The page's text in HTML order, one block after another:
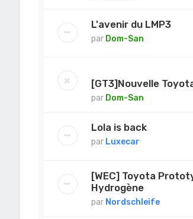
L'avenir du LMP3
par Dom-San
[GT3]Nouvelle
par Dom-San
Lola is back
par Luxecar
[WEC] Toyota
Hydrogène
par Nordschleife